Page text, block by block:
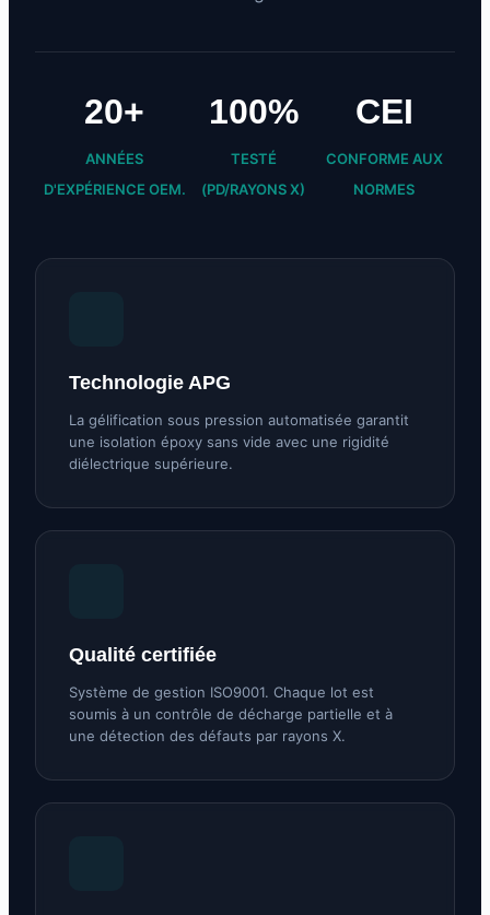
20+
ANNÉES
D'EXPÉRIENCE OEM.
100%
TESTÉ
(PD/RAYONS X)
CEI
CONFORME AUX
NORMES
Technologie APG
La gélification sous pression automatisée garantit
une isolation époxy sans vide avec une rigidité
diélectrique supérieure.
Qualité certifiée
Système de gestion ISO9001. Chaque lot est
soumis à un contrôle de décharge partielle et à
une détection des défauts par rayons X.